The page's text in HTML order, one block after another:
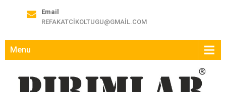
Email
REFAKATCIKOLTUGU@GMAIL.COM
Menu